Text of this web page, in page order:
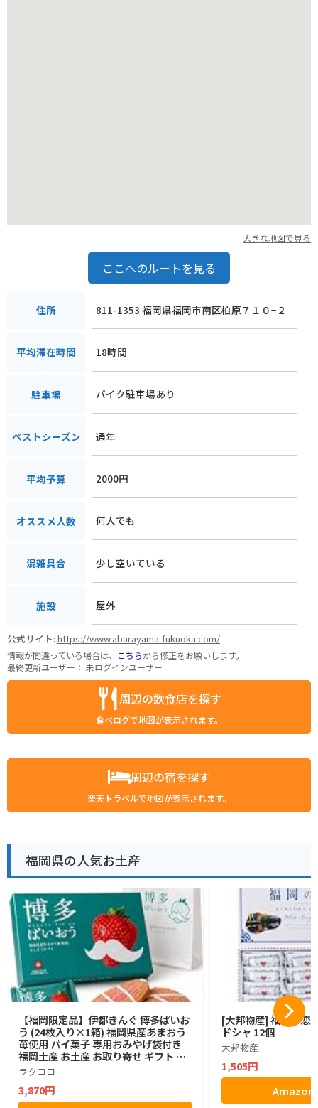
るため、事前に公式サイトでチェックすると良いでしょう。
油山市民の森は、都会の喧騒を離れて自然を満喫したい方、ア
クティブにアウトドアを楽しみたい方、そしてバイクでのツー
言えるでしょう。
大きな地図で見る
ここへのルートを見る
住所 811-1353 福岡県福岡市南区柏原７１０−２
平均滞在時間 18時間
駐車場 バイク駐車場あり
ベストシーズン 通年
平均予算 2000円
オススメ人数 何人でも
混雑具合 少し空いている
施設 屋外
公式サイト:https://www.aburayama-fukuoka.com/
情報が間違っている場合は、 こちらから修正をお願いします。
最終更新ユーザー： 未ログインユーザー
周辺の飲食店を探す
食べログで地図が表示されます。
周辺の宿を探す
楽天トラベルで地図が表示されます。
福岡県の人気お土産
【福岡限定品】伊都きんぐ 博多ぱいお
う (24枚入り×1箱) 福岡県産あまおう
苺使用 パイ菓子 専用おみやげ袋付き
福岡土産 お土産 お取り寄せ ギフト 贈
答用 お菓子 帰省土産 プレゼント ご挨
拶 ラクココ厳選
ラクココ
3,870円
[大邦物産] 福岡の恋
ドシャ 12個
大邦物産
1,505円
Amazon